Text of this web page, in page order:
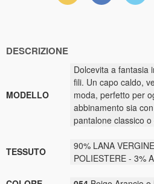
DESCRIZIONE
MODELLO
Dolcevita a fantasia
fili. Un capo caldo,
moda, perfetto per
abbinamento sia
pantalone classico
TESSUTO
90% LANA
POLIESTERE - 3%